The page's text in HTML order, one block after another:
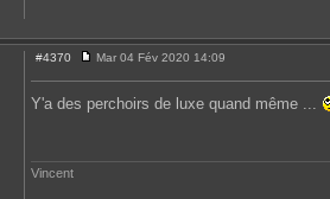
#4370
e
s
Mar 04 Fév 2020 14:09
Y'a des perchoirs de luxe quand même ...
Vincent